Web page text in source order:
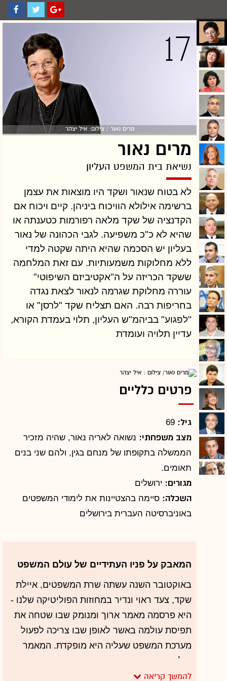
מרים נאור / צילום: איל יצהר
17
מרים נאור
נשיאת בית המשפט העליון
לא בטוח שנאור ושקד היו מוצאות את עצמן
ברשימה אילולא הוויכוח ביניהן. קיים ויכוח אם
הקדנציה של שקד מלאה רפורמות כטענתה או
שהיא לא כ"כ משפיעה. לגבי הכהונה של נאור
בעליון יש הסכמה שהיא היתה שקטה למדי
ללא מחלוקות משמעותיות. עם זאת המלחמה
ששקד הכריזה על ה"אקטיביזם השיפוטי"
עוררה מחלוקת שגרמה לנאור לצאת נגדה
בחריפות רבה. האם תצליח שקד "לרסן" או
"לפגוע" בביהמ"ש העליון, תלוי בעמדת הקורא,
עדיין תלויה ועומדת
פרטים כלליים
גיל:
מצב משפחתי: נשואה לאריה נאור, שהיה מזכיר
הממשלה בתקופתו של מנחם בגין, ולהם שני בנים
תאומים.
מגורים: ירושלים
השכלה: סיימה בהצטיינות את לימודי המשפטים
באוניברסיטה העברית בירושלים
המאבק על פניו העתידיים של עולם המשפט
באוקטובר השנה עשתה שרת המשפטים, איילת
שקד, צעד ראוי ונדיר במחוזות הפוליטיקה שלנו -
היא פרסמה מאמר ארוך ומנומק שבו שטחה את
תפיסת עולמה באשר לאופן שבו צריכה לפעול
מערכת המשפט שעליה היא מופקדת. המאמר
הוליד, בין היתר, ויכוח בין העיתונאי רביב דרוקר,
לבין דוברה של שקד, פנחס וולף, בשאלה עד